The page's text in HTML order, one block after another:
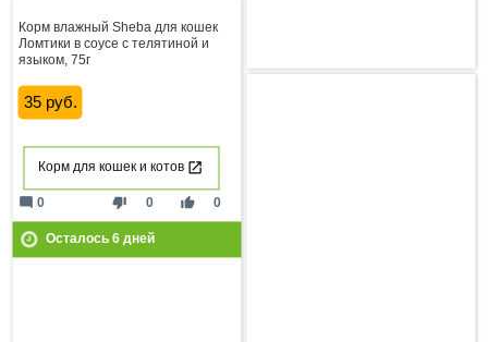
Корм влажный Sheba для кошек
Ломтики в соусе с телятиной и
языком, 75г
35 руб.
Корм для кошек и котов
thumb_down 0 thumb_up 0
mode_comment 0
Осталось 6дней